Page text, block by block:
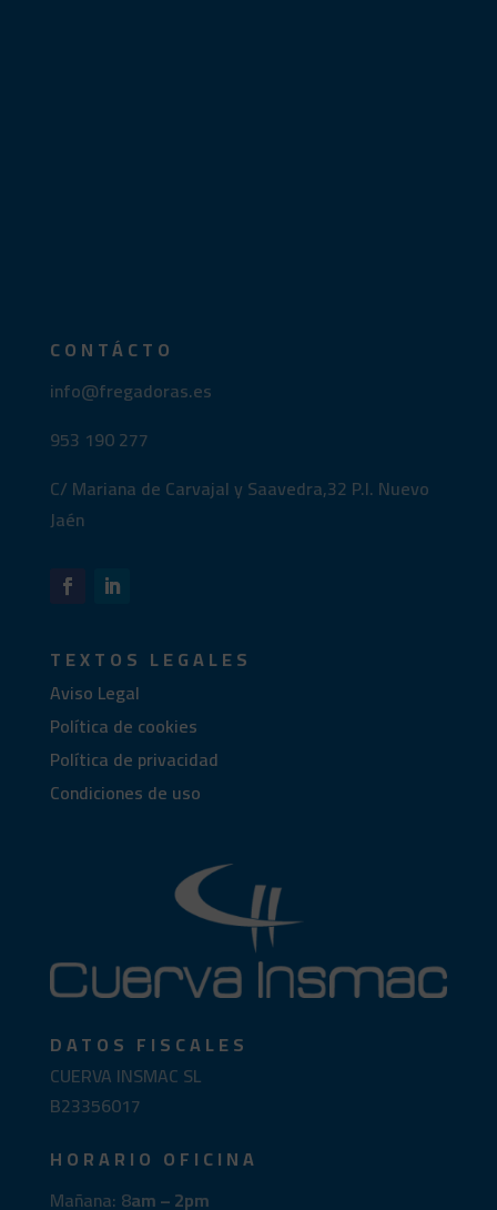
CONTÁCTO
info@fregadoras.es
953 190 277
C/ Mariana de Carvajal y Saavedra,32 P.I. Nuevo
Jaén
TEXTOS LEGALES
Aviso Legal
Política de cookies
Política de privacidad
Condiciones de uso
DATOS FISCALES
CUERVA INSMAC SL
B23356017
HORARIO OFICINA
Mañana: 8am – 2pm